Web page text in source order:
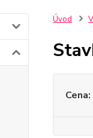
Úvod
Cena: